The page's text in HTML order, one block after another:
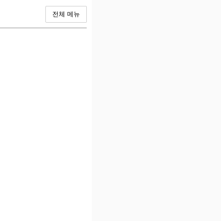
전체 메뉴